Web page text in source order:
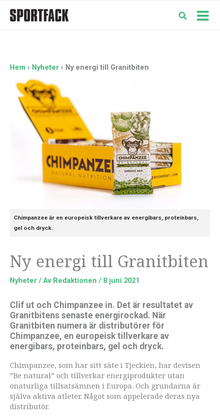
Hem Nyheter Ny energi till Granitbiten
Chimpanzee är en europeisk tillverkare av energibars, proteinbars,
gel och dryck.
Ny energi till Granitbiten
Nyheter / Av Redaktionen / 8 juni 2021
Clif ut och Chimpanzee in. Det är resultatet av
Granitbitens senaste energirockad. När
Granitbiten numera är distributörer för
Chimpanzee, en europeisk tillverkare av
energibars, proteinbars, gel och dryck.
Chimpanzee, som har sitt säte i Tjeckien, har devisen
”Be natural” och tillverkar energiprodukter utan
onaturliga tillsatsämnen i Europa. Och grundarna är
själva aktiva atleter. Något som appelerade deras nya
distributör.